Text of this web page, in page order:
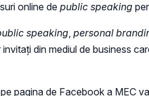
online de public speaking
speaking, personal
din mediul de business
pagina de Facebook a MEC